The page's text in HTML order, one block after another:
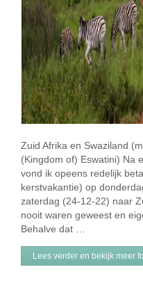
Zuid Afrika en Swaziland
(Kingdom of) Eswatini) Na
vond ik opeens redelijk
kerstvakantie) op
zaterdag (24-12-22) naar
nooit waren geweest en
Behalve dat …
Lees verder en bekijk meer